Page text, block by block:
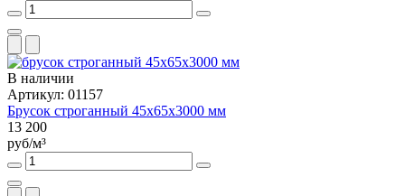
В наличии
Артикул: 01157
Брусок строганный 45х65х3000 мм
13 200
руб/м³